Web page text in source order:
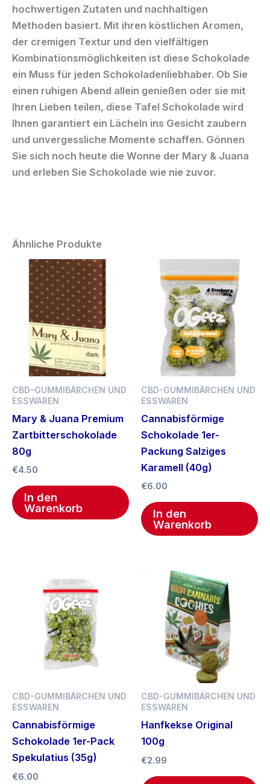
hochwertigen Zutaten und nachhaltigen
Methoden basiert. Mit ihren köstlichen Aromen,
der cremigen Textur und den vielfältigen
Kombinationsmöglichkeiten ist diese Schokolade
ein Muss für jeden Schokoladenliebhaber. Ob Sie
einen ruhigen Abend allein genießen oder sie mit
Ihren Lieben teilen, diese Tafel Schokolade wird
Ihnen garantiert ein Lächeln ins Gesicht zaubern
und unvergessliche Momente schaffen. Gönnen
Sie sich noch heute die Wonne der Mary & Juana
und erleben Sie Schokolade wie nie zuvor.
Ähnliche Produkte
CBD-GUMMIBÄRCHEN UND
ESSWAREN
Mary & Juana Premium
Zartbitterschokolade
80g
€4.50
In den
Warenkorb
CBD-GUMMIBÄRCHEN UND
ESSWAREN
Cannabisförmige
Schokolade 1er-
Packung Salziges
Karamell (40g)
€6.00
In den
Warenkorb
CBD-GUMMIBÄRCHEN UND
ESSWAREN
Cannabisförmige
Schokolade 1er-Pack
Spekulatius (35g)
€6.00
CBD-GUMMIBÄRCHEN UND
ESSWAREN
Hanfkekse Original
100g
€2.99